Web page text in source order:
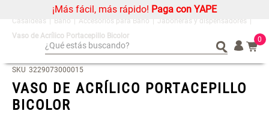
¡Más fácil, más rápido! Paga con YAPE
¿Qué estás buscando? 0
¿Qué estás buscando?
Baño Accesorios para Baño
Jaboneras y dispensadores
Vaso de Acrílico Portacepillo Bicolor
SKU 3229073000015
VASO DE ACRÍLICO PORTACEPILLO
BICOLOR
Organizador
Cojin
Alfombra
Organizador
Cojin
Alfombra